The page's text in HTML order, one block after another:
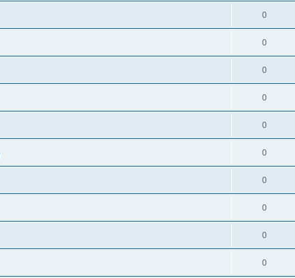
0
0
0
0
0
0
0
0
0
0